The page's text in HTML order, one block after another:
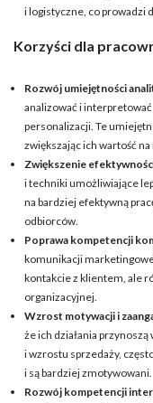
i logistyczne, co prowadzi
Korzyści dla
Rozwój umiejętności
analizować i
personalizacji. Te
zwiększając ich wartość na
Zwiększenie
i techniki umożliwiające
na bardziej efektywną
odbiorców.
Poprawa kompetencji
komunikacji
kontakcie z klientem, ale
organizacyjnej.
Wzrost motywacji i
że ich działania
i wzrostu sprzedaży,
i są bardziej zmotywowani.
Rozwój kompetencji